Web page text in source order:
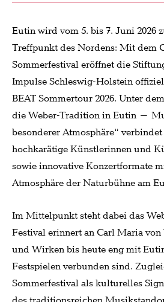
Eutin wird vom 5. bis 7. Juni 2026
Treffpunkt des Nordens: Mit dem
Sommerfestival eröffnet die
Impulse Schleswig-Holstein
BEAT Sommertour 2026. Unter
die Weber-Tradition in Eutin –
besonderer Atmosphäre“
hochkarätige Künstlerinnen und
sowie innovative Konzertformate
Atmosphäre der Naturbühne am
Im Mittelpunkt steht dabei das
Festival erinnert an Carl Maria von
und Wirken bis heute eng mit
Festspielen verbunden sind.
Sommerfestival als kulturelles